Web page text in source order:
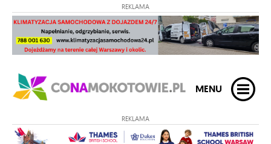
REKLAMA
MENU
REKLAMA